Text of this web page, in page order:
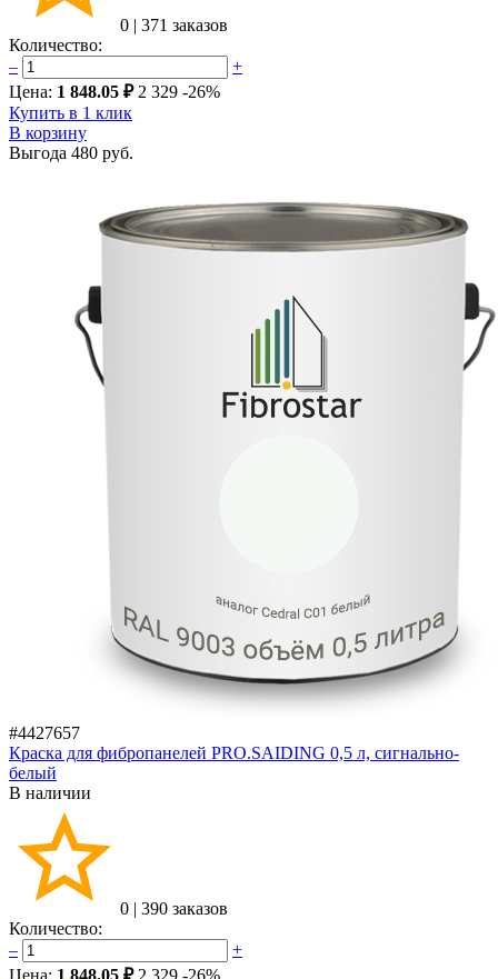
0 | 371 заказов
Количество:
–
+
Цена: 1 848.05 ₽ 2 329 -26%
Купить в 1 клик
В корзину
Выгода 480 руб.
#4427657
Краска для фибропанелей PRO.SAIDING 0,5 л, сигнально-
белый
В наличии
0 | 390 заказов
Количество:
–
+
Цена: 1 848.05 ₽ 2 329 -26%